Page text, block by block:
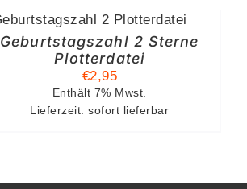
Geburtstagszahl 2 Sterne
Plotterdatei
€2,95
Enthält 7% Mwst.
Lieferzeit: sofort lieferbar